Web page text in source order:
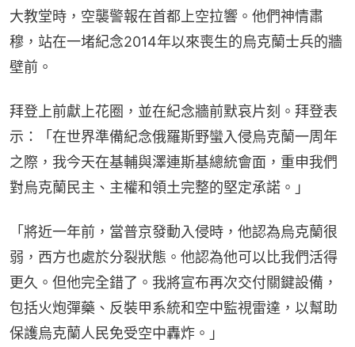
大教堂時，空襲警報在首都上空拉響。他們神情肅
穆，站在一堵紀念2014年以來喪生的烏克蘭士兵的牆
壁前。
拜登上前獻上花圈，並在紀念牆前默哀片刻。拜登表
示：「在世界準備紀念俄羅斯野蠻入侵烏克蘭一周年
之際，我今天在基輔與澤連斯基總統會面，重申我們
對烏克蘭民主、主權和領土完整的堅定承諾。」
「將近一年前，當普京發動入侵時，他認為烏克蘭很
弱，西方也處於分裂狀態。他認為他可以比我們活得
更久。但他完全錯了。我將宣布再次交付關鍵設備，
包括火炮彈藥、反裝甲系統和空中監視雷達，以幫助
保護烏克蘭人民免受空中轟炸。」